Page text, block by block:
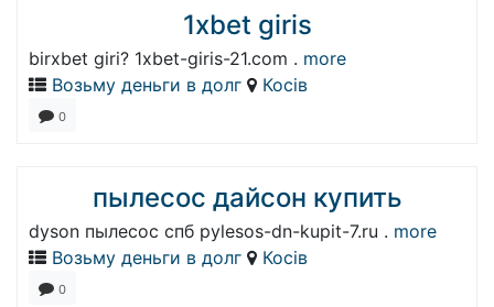
1xbet giris
birxbet giri? 1xbet-giris-21.com . more
Возьму деньги в долг
Косів
0
пылесос дайсон купить
dyson пылесос спб pylesos-dn-kupit-7.ru . more
Возьму деньги в долг
Косів
0